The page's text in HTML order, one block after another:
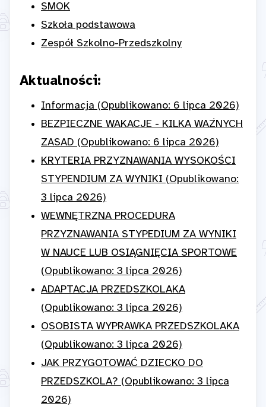
SMOK
Szkoła podstawowa
Zespół Szkolno-Przedszkolny
Aktualności:
Informacja (Opublikowano: 6 lipca 2026)
BEZPIECZNE WAKACJE - KILKA WAŻNYCH
ZASAD (Opublikowano: 6 lipca 2026)
KRYTERIA PRZYZNAWANIA WYSOKOŚCI
STYPENDIUM ZA WYNIKI (Opublikowano:
3 lipca 2026)
WEWNĘTRZNA PROCEDURA
PRZYZNAWANIA STYPEDIUM ZA WYNIKI
W NAUCE LUB OSIĄGNIĘCIA SPORTOWE
(Opublikowano: 3 lipca 2026)
ADAPTACJA PRZEDSZKOLAKA
(Opublikowano: 3 lipca 2026)
OSOBISTA WYPRAWKA PRZEDSZKOLAKA
(Opublikowano: 3 lipca 2026)
JAK PRZYGOTOWAĆ DZIECKO DO
PRZEDSZKOLA? (Opublikowano: 3 lipca
2026)